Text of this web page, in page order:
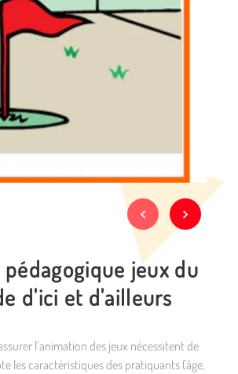
jeux du
d'ici et d'ailleurs
l’animation des jeux nécessitent de
les caractéristiques des pratiquants (âge,